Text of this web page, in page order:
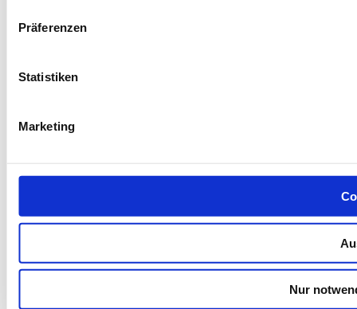
Präferenzen
Statistiken
Marketing
Nur